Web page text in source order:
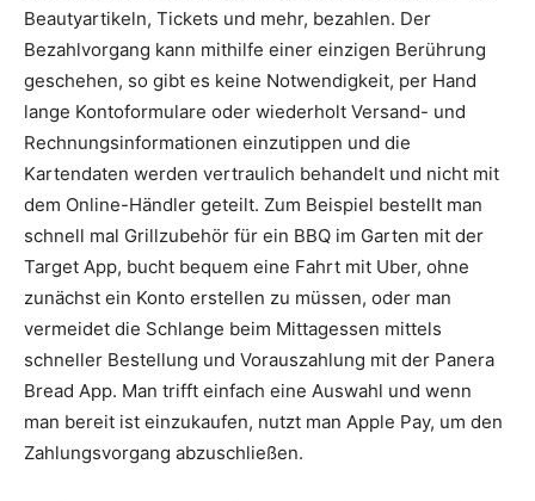
Beautyartikeln, Tickets und mehr, bezahlen. Der
Bezahlvorgang kann mithilfe einer einzigen Berührung
geschehen, so gibt es keine Notwendigkeit, per Hand
lange Kontoformulare oder wiederholt Versand- und
Rechnungsinformationen einzutippen und die
Kartendaten werden vertraulich behandelt und nicht mit
dem Online-Händler geteilt. Zum Beispiel bestellt man
schnell mal Grillzubehör für ein BBQ im Garten mit der
Target App, bucht bequem eine Fahrt mit Uber, ohne
zunächst ein Konto erstellen zu müssen, oder man
vermeidet die Schlange beim Mittagessen mittels
schneller Bestellung und Vorauszahlung mit der Panera
Bread App. Man trifft einfach eine Auswahl und wenn
man bereit ist einzukaufen, nutzt man Apple Pay, um den
Zahlungsvorgang abzuschließen.